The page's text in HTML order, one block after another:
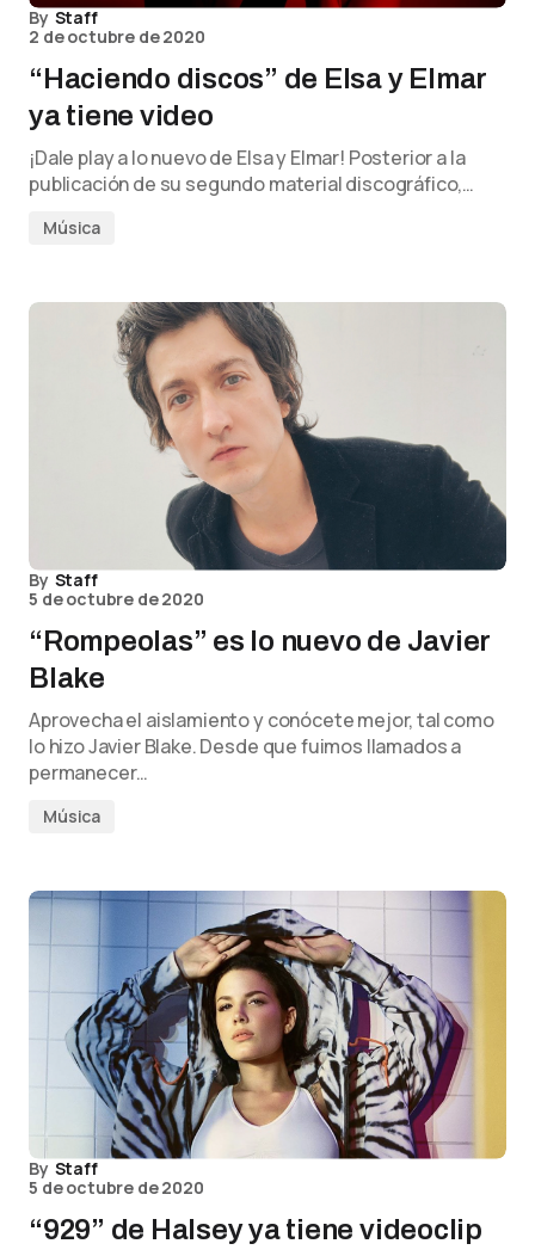
By Staff
2 de octubre de 2020
“Haciendo discos” de Elsa y Elmar
ya tiene video
¡Dale play a lo nuevo de Elsa y Elmar! Posterior a la
publicación de su segundo material discográfico,…
Música
By Staff
5 de octubre de 2020
“Rompeolas” es lo nuevo de Javier
Blake
Aprovecha el aislamiento y conócete mejor, tal como
lo hizo Javier Blake. Desde que fuimos llamados a
permanecer…
Música
By Staff
5 de octubre de 2020
“929” de Halsey ya tiene videoclip